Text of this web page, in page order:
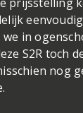
in
S2R toch
nog